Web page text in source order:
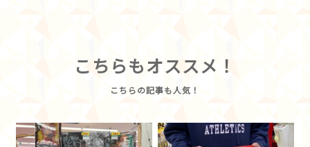
こちらもオススメ！